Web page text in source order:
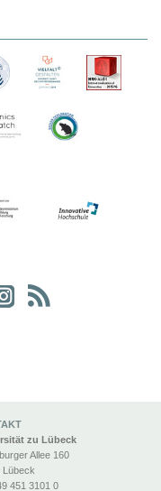
zu Lübeck
Allee 160
Lübeck
451 3101 0